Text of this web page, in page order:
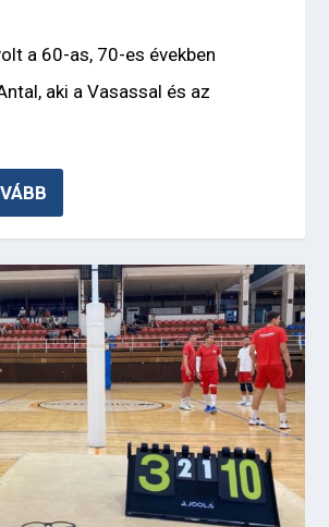
a 60-as, 70-es években
aki a Vasassal és az